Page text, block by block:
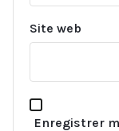
Site web
Enregistrer